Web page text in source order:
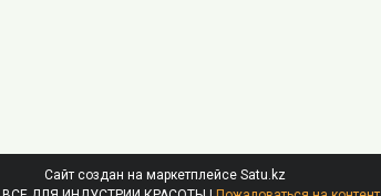
Сайт создан на маркетплейсе Satu.kz